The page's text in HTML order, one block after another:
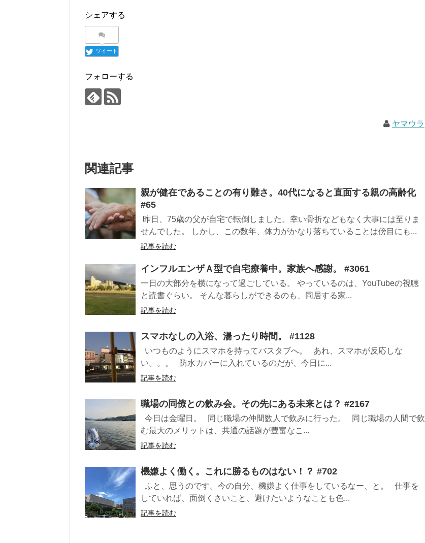
シェアする
ツイート
フォローする
ヤマウラ
関連記事
親が健在であることの有り難さ。40代になると直面する親の高齢化
#65
昨日、75歳の父が自宅で転倒しました。幸い骨折などもなく大事には至りま
せんでした。 しかし、この数年、体力がかなり落ちていることは傍目にも...
記事を読む
インフルエンザＡ型で自宅療養中。家族へ感謝。 #3061
一日の大部分を横になって過ごしている。 やっているのは、YouTubeの視聴
と読書ぐらい。 そんな暮らしができるのも、同居する家...
記事を読む
スマホなしの入浴、湯ったり時間。 #1128
いつものようにスマホを持ってバスタブへ。 あれ、スマホが反応しな
い。。。 防水カバーに入れているのだが、今日に...
記事を読む
職場の同僚との飲み会。その先にある未来とは？ #2167
今日は金曜日。 同じ職場の仲間数人で飲みに行った。 同じ職場の人間で飲
む最大のメリットは、共通の話題が豊富なこ...
記事を読む
機嫌よく働く。これに勝るものはない！？ #702
ふと、思うのです。今の自分、機嫌よく仕事をしているなー、と。 仕事を
していれば、面倒くさいこと、避けたいようなことも色...
記事を読む